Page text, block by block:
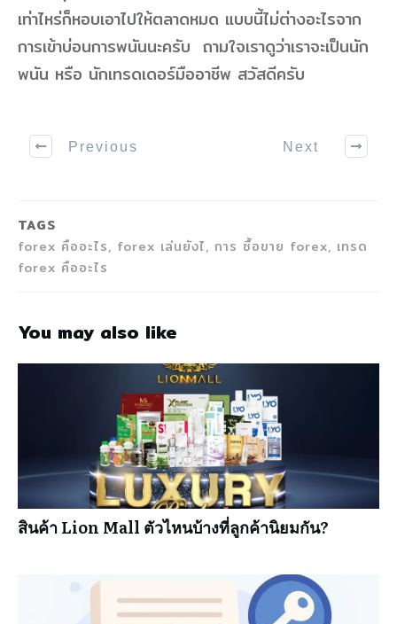
เท่าไหร่ก็หอบเอาไปให้ตลาดหมด แบบนี้ไม่ต่างอะไรจาก
การเข้าบ่อนการพนันนะครับ ถามใจเราดูว่าเราจะเป็นนัก
พนัน หรือ นักเทรดเดอร์มืออาชีพ สวัสดีครับ
Previous Next
TAGS
forex คืออะไร, forex เล่นยังไ, การ ซื้อขาย forex, เทรด
forex คืออะไร
You may also like
สินค้า Lion Mall ตัวไหนบ้างที่ลูกค้านิยมกัน?